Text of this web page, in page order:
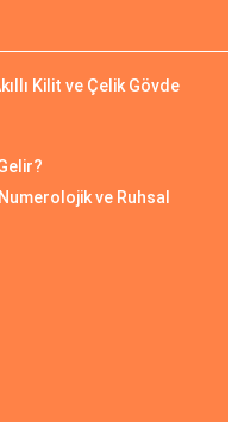
Kilit ve Çelik Gövde
ve Ruhsal